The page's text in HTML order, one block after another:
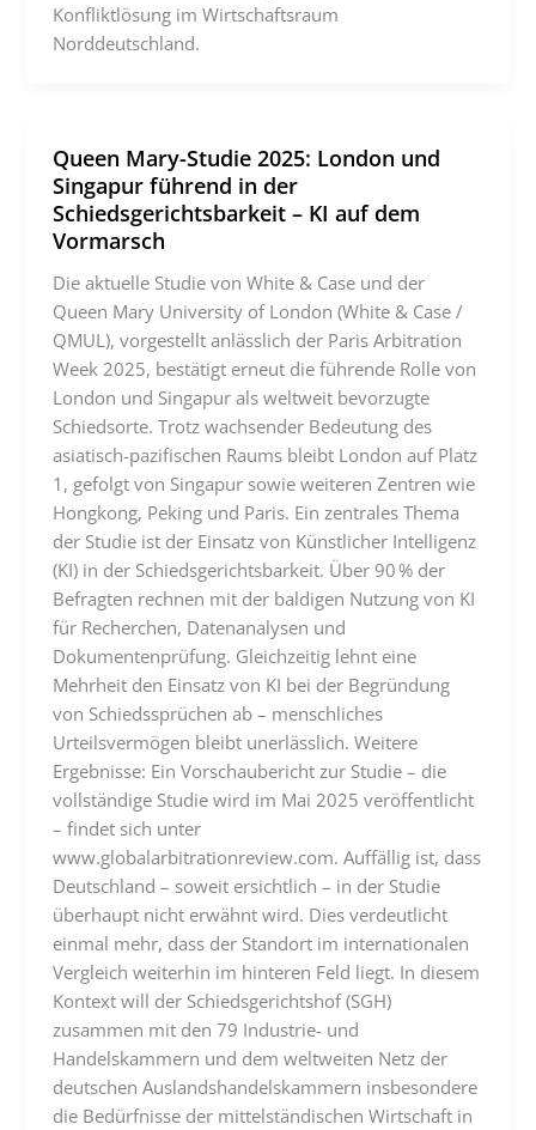
Konfliktlösung im Wirtschaftsraum
Norddeutschland.
Queen Mary-Studie 2025: London und
Singapur führend in der
Schiedsgerichtsbarkeit – KI auf dem
Vormarsch
Die aktuelle Studie von White & Case und der
Queen Mary University of London (White & Case /
QMUL), vorgestellt anlässlich der Paris Arbitration
Week 2025, bestätigt erneut die führende Rolle von
London und Singapur als weltweit bevorzugte
Schiedsorte. Trotz wachsender Bedeutung des
asiatisch-pazifischen Raums bleibt London auf Platz
1, gefolgt von Singapur sowie weiteren Zentren wie
Hongkong, Peking und Paris. Ein zentrales Thema
der Studie ist der Einsatz von Künstlicher Intelligenz
(KI) in der Schiedsgerichtsbarkeit. Über 90 % der
Befragten rechnen mit der baldigen Nutzung von KI
für Recherchen, Datenanalysen und
Dokumentenprüfung. Gleichzeitig lehnt eine
Mehrheit den Einsatz von KI bei der Begründung
von Schiedssprüchen ab – menschliches
Urteilsvermögen bleibt unerlässlich. Weitere
Ergebnisse: Ein Vorschaubericht zur Studie – die
vollständige Studie wird im Mai 2025 veröffentlicht
– findet sich unter
www.globalarbitrationreview.com. Auffällig ist, dass
Deutschland – soweit ersichtlich – in der Studie
überhaupt nicht erwähnt wird. Dies verdeutlicht
einmal mehr, dass der Standort im internationalen
Vergleich weiterhin im hinteren Feld liegt. In diesem
Kontext will der Schiedsgerichtshof (SGH)
zusammen mit den 79 Industrie- und
Handelskammern und dem weltweiten Netz der
deutschen Auslandshandelskammern insbesondere
die Bedürfnisse der mittelständischen Wirtschaft in